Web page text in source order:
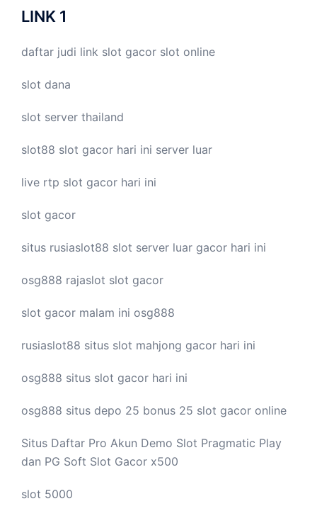
LINK 1
daftar judi link slot gacor slot online
slot dana
slot server thailand
slot88 slot gacor hari ini server luar
live rtp slot gacor hari ini
slot gacor
situs rusiaslot88 slot server luar gacor hari ini
osg888 rajaslot slot gacor
slot gacor malam ini osg888
rusiaslot88 situs slot mahjong gacor hari ini
osg888 situs slot gacor hari ini
osg888 situs depo 25 bonus 25 slot gacor online
Situs Daftar Pro Akun Demo Slot Pragmatic Play
dan PG Soft Slot Gacor x500
slot 5000